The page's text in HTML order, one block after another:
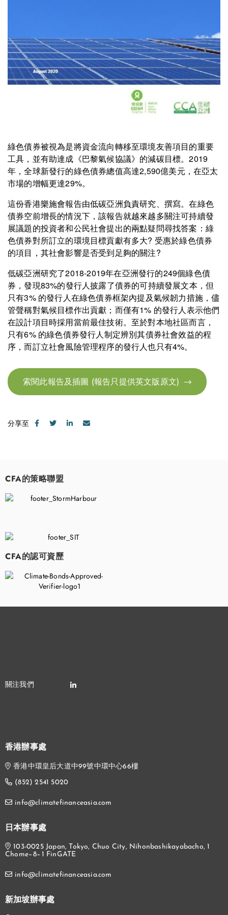
綠色債券被視為是將資金流向轉移至環境友善項目的重要
工具，並有助達成《巴黎氣候協議》的減碳目標。2019
年，全球新發行的綠色債券總值高達2,590億美元，在亞太
市場的增幅更達29%。
這份香港樂施會報告由低碳亞洲負責研究、撰寫。在綠色
債券空前增長的情況下，該報告就越來越多關注可持續發
展議題的投資者和公民社會提出的兩點疑問尋找答案：綠
色債券對所訂立的環境目標貢獻有多大? 受惠於綠色債券
的項目，其社會影響是否受到足夠的關注?
低碳亞洲研究了2018-2019年在亞洲發行的249個綠色債
券，發現83%的發行人披露了債券的可持續發展文本，但
只有3% 的發行人在綠色債券框架內提及氣候韌力措施，儘
管聲稱對氣候目標作出貢獻；而僅有1% 的發行人表示他們
在設計項目時採用當前最佳技術。至於對本地社區而言，
只有6% 的綠色債券發行人制定辨別其債券社會效益的程
序，而訂立社會風險管理程序的發行人也只有4%。
索閱此報告及插圖 (報告只提供英文版原文)
分享至
CFA的策略聯盟
CFA的認可資歷
香港辦事處
香港中環皇后大道中99號中環中心66樓
(852) 2541 5020
info@climatefinanceasia.com
日本辦事處
103-0025 Japan, Tokyo, Chuo City, Nihonbashikayabacho, 1
Chome−8−1 FinGATE
info@climatefinanceasia.com
新加坡辦事處